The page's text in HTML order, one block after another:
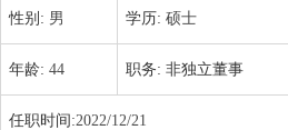
性别: 男 学历: 硕士
年龄: 44 职务: 非独立董事
任职时间:2022/12/21